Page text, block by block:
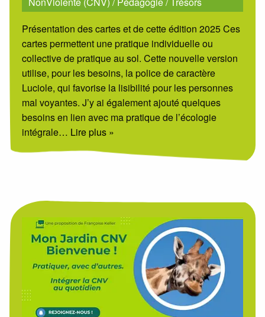
Présentation des cartes et de cette édition 2025 Ces
cartes permettent une pratique individuelle ou
collective de pratique au sol. Cette nouvelle version
utilise, pour les besoins, la police de caractère
Luciole, qui favorise la lisibilité pour les personnes
mal voyantes. J’y ai également ajouté quelques
besoins en lien avec ma pratique de l’écologie
intégrale… Lire plus »